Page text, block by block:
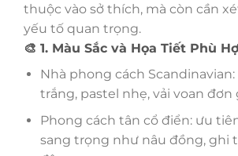
thuộc vào sở thích, mà còn cần
yếu tố quan trọng.
🎨 1. Màu Sắc và Họa Tiết Phù
Nhà phong cách
trắng, pastel nhẹ, vải voan đơn
Phong cách tân cổ điển: ưu
sang trọng như nâu đồng, ghi